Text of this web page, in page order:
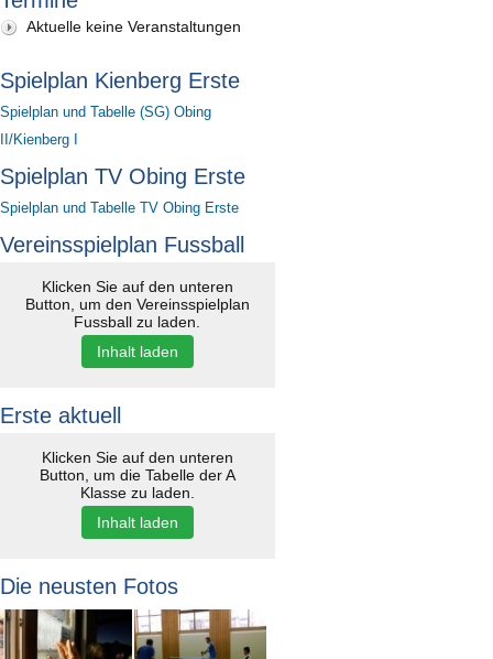
Aktuelle keine Veranstaltungen
Spielplan Kienberg Erste
Spielplan und Tabelle (SG) Obing
II/Kienberg I
Spielplan TV Obing Erste
Spielplan und Tabelle TV Obing Erste
Vereinsspielplan Fussball
Klicken Sie auf den unteren
Button, um den Vereinsspielplan
Fussball zu laden.
Inhalt laden
Erste aktuell
Klicken Sie auf den unteren
Button, um die Tabelle der A
Klasse zu laden.
Inhalt laden
Die neusten Fotos